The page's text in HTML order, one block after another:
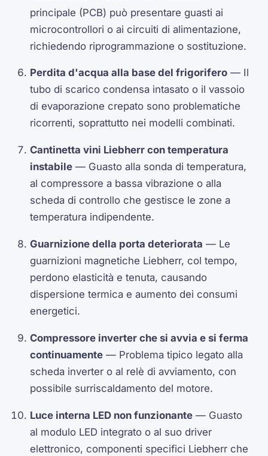
principale (PCB) può presentare guasti ai
microcontrollori o ai circuiti di alimentazione,
richiedendo riprogrammazione o sostituzione.
Perdita d'acqua alla base del frigorifero — Il
tubo di scarico condensa intasato o il vassoio
di evaporazione crepato sono problematiche
ricorrenti, soprattutto nei modelli combinati.
Cantinetta vini Liebherr con temperatura
instabile — Guasto alla sonda di temperatura,
al compressore a bassa vibrazione o alla
scheda di controllo che gestisce le zone a
temperatura indipendente.
Guarnizione della porta deteriorata — Le
guarnizioni magnetiche Liebherr, col tempo,
perdono elasticità e tenuta, causando
dispersione termica e aumento dei consumi
energetici.
Compressore inverter che si avvia e si ferma
continuamente — Problema tipico legato alla
scheda inverter o al relè di avviamento, con
possibile surriscaldamento del motore.
Luce interna LED non funzionante — Guasto
al modulo LED integrato o al suo driver
elettronico, componenti specifici Liebherr che